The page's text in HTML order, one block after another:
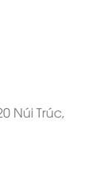
Núi Trúc,